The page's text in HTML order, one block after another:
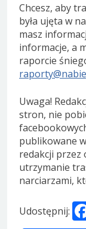
Chcesz, aby
była ujęta w
masz
informacje, a
raporcie
Uwaga!
stron, nie
publikowane
redakcji przez
utrzymanie
narciarzami,
Udostępnij: